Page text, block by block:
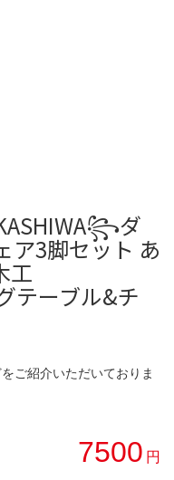
ダ
ア3脚セット あ
工
テーブル&チ
ご紹介いただいておりま
7500 円